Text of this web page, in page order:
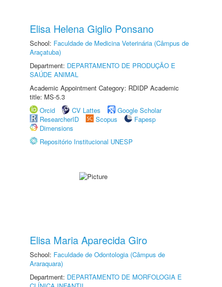
Elisa Helena Giglio Ponsano
School: Faculdade de Medicina Veterinária (Câmpus de
Araçatuba)
Department: DEPARTAMENTO DE PRODUÇÃO E
SAÚDE ANIMAL
Academic Appointment Category: RDIDP Academic
title: MS-5.3
Orcid
CV Lattes
Google Scholar
ResearcherID
Scopus
Fapesp
Dimensions
Repositório Institucional UNESP
Elisa Maria Aparecida Giro
School: Faculdade de Odontologia (Câmpus de
Araraquara)
Department: DEPARTAMENTO DE MORFOLOGIA E